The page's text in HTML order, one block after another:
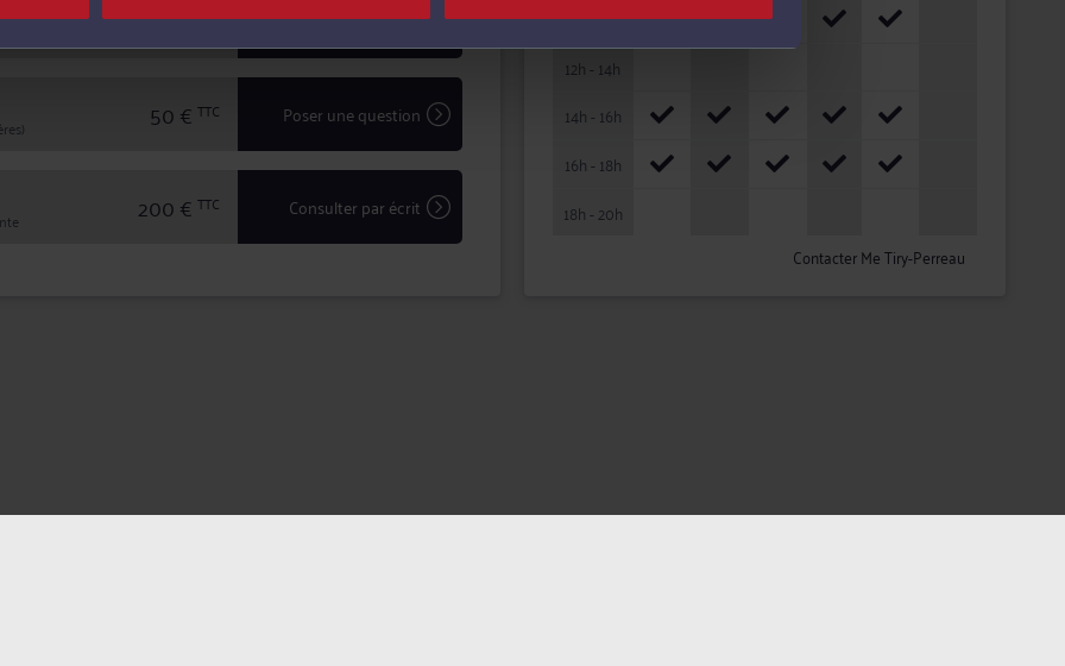
50 €TTC Demander un rappel
50 € TTC Poser une question
200 € TTC Consulter par écrit
10h - 12h
12h - 14h
14h - 16h
16h - 18h
18h - 20h
Contacter Me Tiry-Perreau